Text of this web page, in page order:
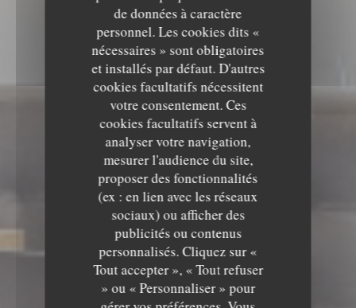
de données à caractère
personnel. Les cookies dits «
nécessaires » sont obligatoires
et installés par défaut. D'autres
cookies facultatifs nécessitent
votre consentement. Ces
cookies facultatifs servent à
analyser votre navigation,
mesurer l'audience du site,
proposer des fonctionnalités
(ex : en lien avec les réseaux
sociaux) ou afficher des
publicités ou contenus
personnalisés. Cliquez sur «
Tout accepter », « Tout refuser
» ou « Personnaliser » pour
Le Sale Gosse
7 RUE DU PRÉSIDENT DE
GAULLE 85000 LA ROCHE SUR YON
Le Sale Gosse